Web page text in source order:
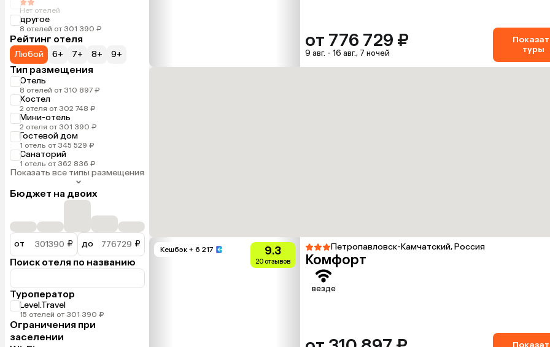
Нет отелей
другое
8 отелей от 301 390 ₽
Рейтинг отеля
Любой 6+ 7+ 8+ 9+
Тип размещения
Отель
8 отелей от 310 897 ₽
Хостел
2 отеля от 302 748 ₽
Мини-отель
2 отеля от 301 390 ₽
Гостевой дом
1 отель от 345 529 ₽
Санаторий
1 отель от 362 836 ₽
Показать все типы размещения
Бюджет на двоих
от ₽ до ₽
Поиск отеля по названию
Туроператор
Level.Travel
15 отелей от 301 390 ₽
Ограничения при
заселении
от 776 729 ₽
9 авг. - 16 авг., 7 ночей
туры
Кешбэк + 6 217 9.3
20 отзывов
Петропавловск-Камчатский, Россия
Комфорт
везде